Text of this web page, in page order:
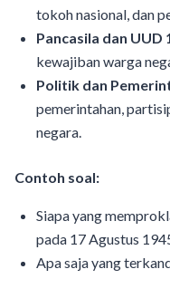
tokoh nasional, dan
Pancasila dan UUD
kewajiban warga
Politik dan
pemerintahan,
negara.
Contoh soal:
Siapa yang
pada 17 Agustus
Apa saja yang